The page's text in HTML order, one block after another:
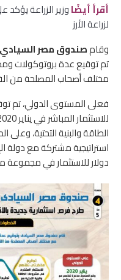
أقرأ أيضًاوزير الزراعة يؤكد
لزراعة الأرز
وقامصندوق مصر السيادي
تم توقيع عدة بروتوكولات
مختلف أصحاب المصلحة من
فعلى المستوى الدولي، تم
الطاقة والبنية التحتية،
دولار للاستثمار في